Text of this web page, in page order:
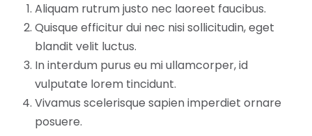
Aliquam rutrum justo nec laoreet faucibus.
Quisque efficitur dui nec nisi sollicitudin, eget
blandit velit luctus.
In interdum purus eu mi ullamcorper, id
vulputate lorem tincidunt.
Vivamus scelerisque sapien imperdiet ornare
posuere.